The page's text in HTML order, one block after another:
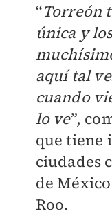
“Torreón
única y
aquí tal
cuando
lo ve”,
que tiene
ciudades
de
Roo.